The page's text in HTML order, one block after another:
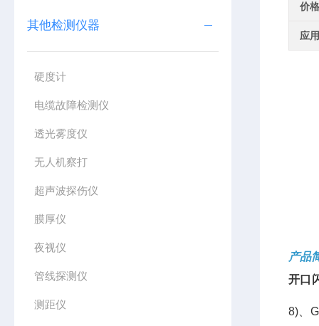
其他检测仪器
硬度计
电缆故障检测仪
透光雾度仪
无人机察打
超声波探伤仪
膜厚仪
夜视仪
管线探测仪
测距仪
价
应
产品
开口
8)、